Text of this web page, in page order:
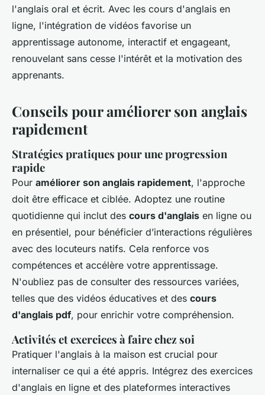
l'anglais oral et écrit. Avec les cours d'anglais en
ligne, l'intégration de vidéos favorise un
apprentissage autonome, interactif et engageant,
renouvelant sans cesse l'intérêt et la motivation des
apprenants.
Conseils pour améliorer son anglais
rapidement
Stratégies pratiques pour une progression
rapide
Pour améliorer son anglais rapidement, l'approche
doit être efficace et ciblée. Adoptez une routine
quotidienne qui inclut des cours d'anglais en ligne ou
en présentiel, pour bénéficier d’interactions régulières
avec des locuteurs natifs. Cela renforce vos
compétences et accélère votre apprentissage.
N'oubliez pas de consulter des ressources variées,
telles que des vidéos éducatives et des cours
d'anglais pdf, pour enrichir votre compréhension.
Activités et exercices à faire chez soi
Pratiquer l'anglais à la maison est crucial pour
internaliser ce qui a été appris. Intégrez des exercices
d'anglais en ligne et des plateformes interactives